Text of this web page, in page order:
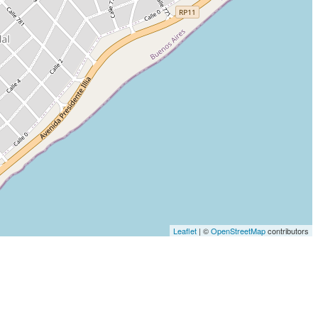
Leaflet | ©OpenStreetMapcontributors